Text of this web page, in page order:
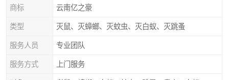
商标 云南亿之豪
类型 灭鼠、灭蟑螂、灭蚊虫、灭白蚁、灭跳蚤
服务人员 专业团队
服务方式 上门服务